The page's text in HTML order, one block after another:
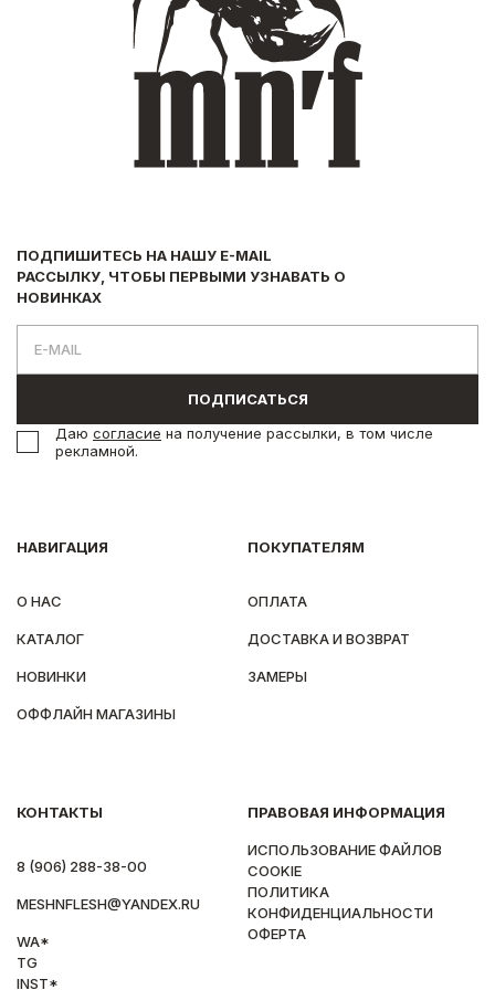
НАВИГАЦИЯ
О НАС
КАТАЛОГ
НОВИНКИ
ОФФЛАЙН МАГАЗИНЫ
ПОКУПАТЕЛЯМ
ОПЛАТА
ДОСТАВКА И ВОЗВРАТ
ЗАМЕРЫ
КОНТАКТЫ
8 (906) 288-38-00
MESHNFLESH@YANDEX.RU
WA*
TG
INST*
ПРАВОВАЯ ИНФОРМАЦИЯ
ИСПОЛЬЗОВАНИЕ ФАЙЛОВ
COOKIE
ПОЛИТИКА
КОНФИДЕНЦИАЛЬНОСТИ
ОФЕРТА
ПОДПИШИТЕСЬ НА НАШУ E-MAIL
РАССЫЛКУ, ЧТОБЫ ПЕРВЫМИ УЗНАВАТЬ О
НОВИНКАХ
ПОДПИСАТЬСЯ
Даю согласие на получение рассылки, в том числе
рекламной.